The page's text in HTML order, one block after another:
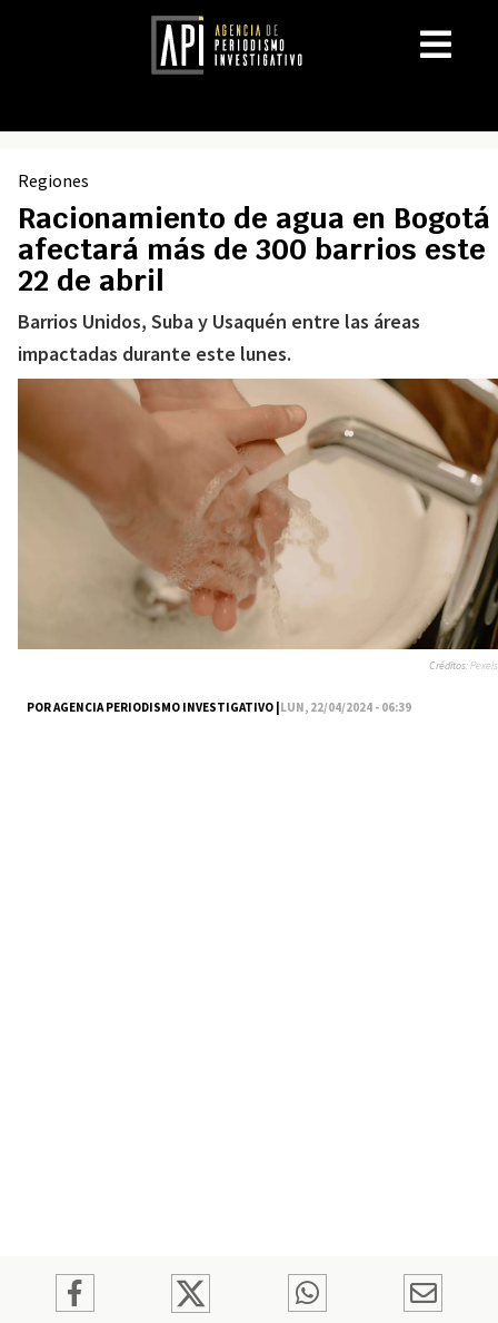
Regiones
Racionamiento de agua en Bogotá
afectará más de 300 barrios este
22 de abril
Barrios Unidos, Suba y Usaquén entre las áreas
impactadas durante este lunes.
POR AGENCIA PERIODISMO INVESTIGATIVO |LUN, 22/04/2024 - 06:39
Créditos:Pexels